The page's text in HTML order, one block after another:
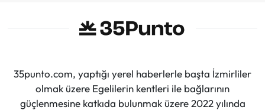
35punto.com, yaptığı yerel haberlerle başta İzmirliler
olmak üzere Egelilerin kentleri ile bağlarının
güçlenmesine katkıda bulunmak üzere 2022 yılında